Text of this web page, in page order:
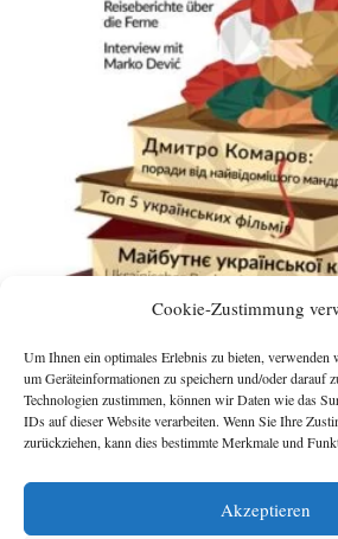
Cookie-Zustimmung
Um Ihnen ein optimales Erlebnis zu bieten,
um Geräteinformationen zu speichern und/oder darauf
Technologien zustimmen, können wir Daten wie das
IDs auf dieser Website verarbeiten. Wenn Sie Ihre
zurückziehen, kann dies bestimmte Merkmale und
Akzeptieren
Gel[:b]lau #7
Geben Sie den Preis ein, zu dem Sie